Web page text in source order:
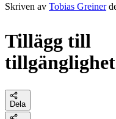
Skriven av Tobias Greiner
Tillägg till
Dela